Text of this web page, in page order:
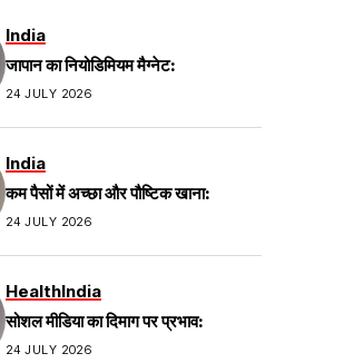
India
जापान का नियोडिमियम मैग्नेट:
24 JULY 2026
India
कम पैसों में अच्छा और पौष्टिक खाना:
24 JULY 2026
HealthIndia
सोशल मीडिया का दिमाग पर प्रभाव:
24 JULY 2026